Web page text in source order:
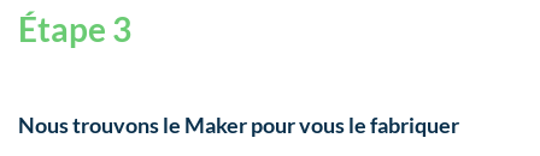
Étape 3
Nous trouvons le Maker pour vous lefabriquer